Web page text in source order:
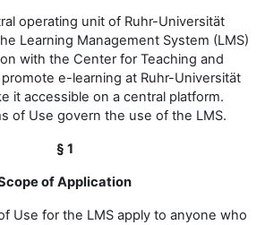
operating unit of Ruhr-Universität
Learning Management System (LMS)
with the Center for Teaching and
e-learning at Ruhr-Universität
it accessible on a central platform.
of Use govern the use of the LMS.
§ 1
of Application
Use for the LMS apply to anyone who